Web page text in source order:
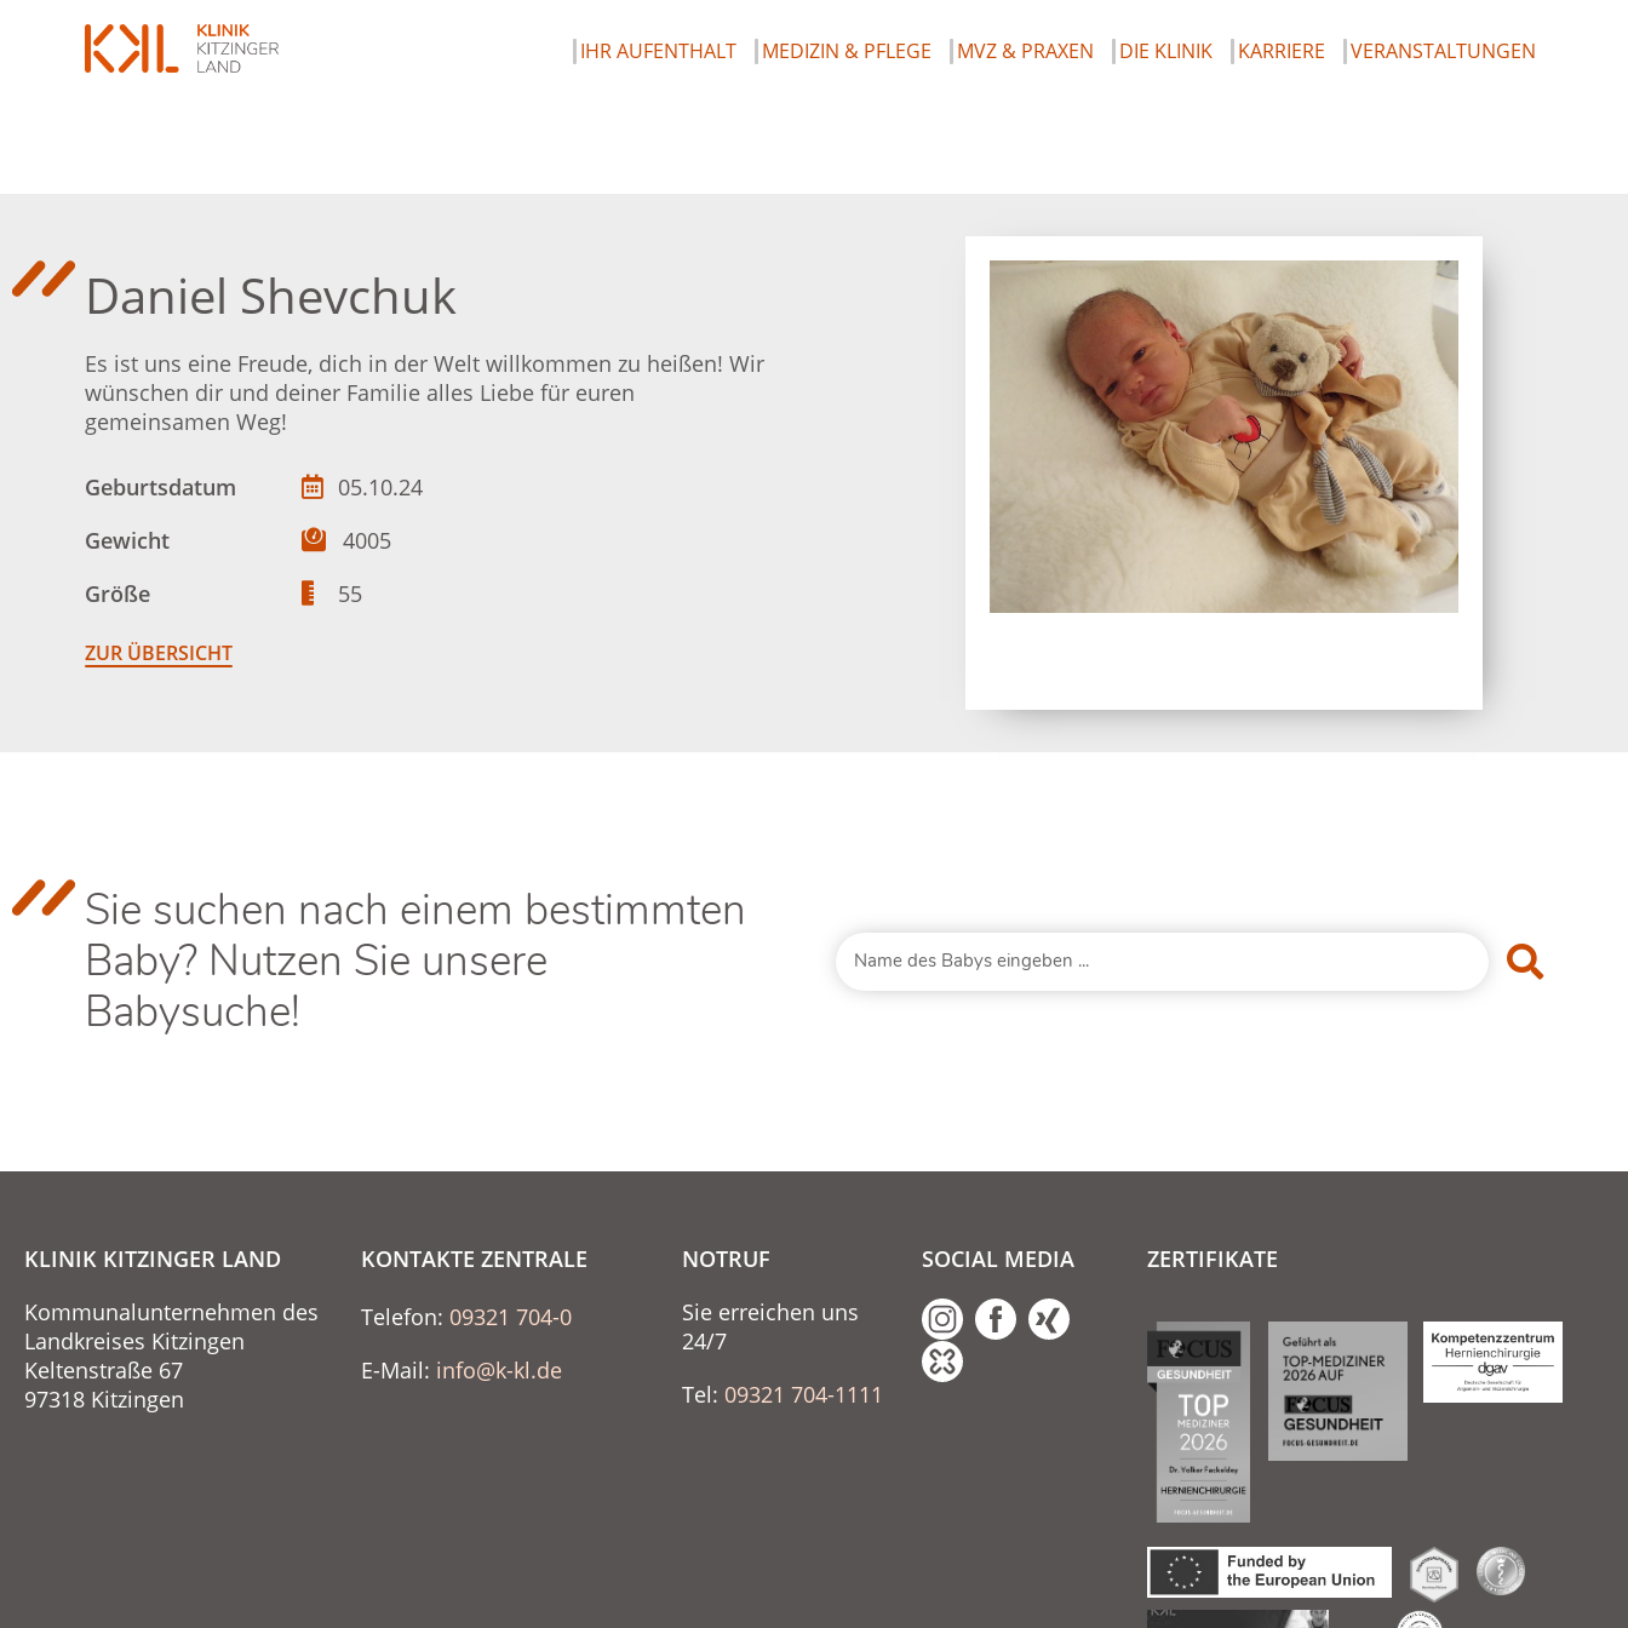
IHR AUFENTHALT MEDIZIN & PFLEGE MVZ & PRAXEN DIE KLINIK KARRIERE VERANSTALTUNGEN
Daniel Shevchuk
Es ist uns eine Freude, dich in der Welt willkommen zu heißen! Wir
wünschen dir und deiner Familie alles Liebe für euren
gemeinsamen Weg!
Geburtsdatum
05.10.24
Gewicht
4005
Größe
55
ZUR ÜBERSICHT
Sie suchen nach einem bestimmten
Baby? Nutzen Sie unsere
Babysuche!
KLINIK KITZINGER LAND
Kommunalunternehmen des
Landkreises Kitzingen
Keltenstraße 67
97318 Kitzingen
KONTAKTE ZENTRALE
Telefon: 09321 704-0
E-Mail: info@k-kl.de
NOTRUF
Sie erreichen uns
24/7
Tel: 09321 704-1111
SOCIAL MEDIA ZERTIFIKATE